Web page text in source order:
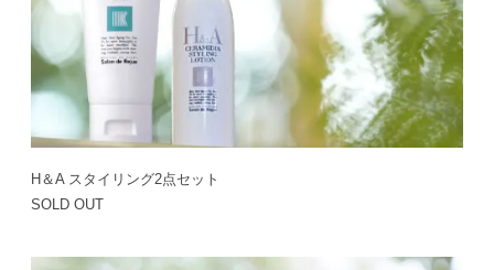
H＆A スタイリング2点セット
SOLD OUT